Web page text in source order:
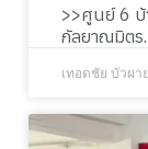
>>ศูนย์ 6 บ้
กัลยาณมิตร.
เทอดชัย บัวผาย